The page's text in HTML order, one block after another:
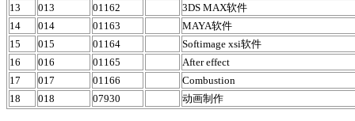
13
013 01162
3DS MAX软件
14
014 01163
MAYA软件
15
015 01164
Softimage xsi软件
16
016 01165
After effect
17
017 01166
Combustion
18
018 07930 动画制作